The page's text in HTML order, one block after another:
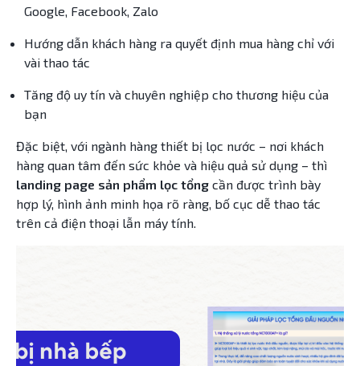
Google, Facebook, Zalo
Hướng dẫn khách hàng ra quyết định mua hàng chỉ với
vài thao tác
Tăng độ uy tín và chuyên nghiệp cho thương hiệu của
bạn
Đặc biệt, với ngành hàng thiết bị lọc nước – nơi khách
hàng quan tâm đến sức khỏe và hiệu quả sử dụng – thì
landing page sản phẩm lọc tổng cần được trình bày
hợp lý, hình ảnh minh họa rõ ràng, bố cục dễ thao tác
trên cả điện thoại lẫn máy tính.